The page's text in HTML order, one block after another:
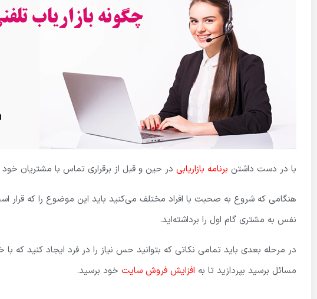
با در دست داشتن برنامه بازاریابی در حین و قبل از برقراری تماس با مشتریان خود
هنگامی که شروع به صحبت با افراد مختلف می‌کنید باید این موضوع را که قرار
نفس به مشتری گام اول را برداشته‌اید.
در مرحله بعدی باید تمامی نکاتی که بتوانید حس نیاز را در فرد ایجاد کنید که
مسائل برسید بپردازید تا به افزایش فروش سایت خود برسید.